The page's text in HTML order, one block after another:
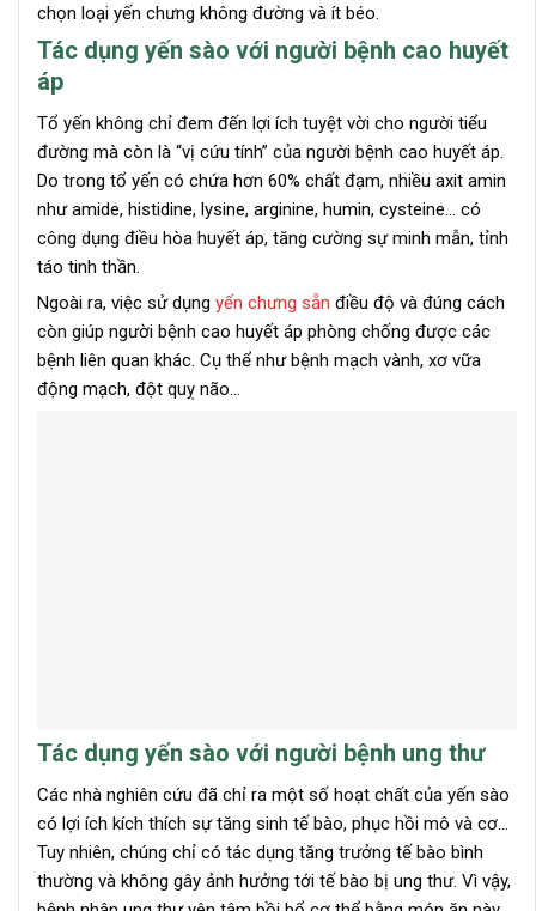
chọn loại yến chưng không đường và ít béo.
Tác dụng yến sào với người bệnh cao huyết
áp
Tổ yến không chỉ đem đến lợi ích tuyệt vời cho người tiểu
đường mà còn là “vị cứu tính” của người bệnh cao huyết áp.
Do trong tổ yến có chứa hơn 60% chất đạm, nhiều axit amin
như amide, histidine, lysine, arginine, humin, cysteine… có
công dụng điều hòa huyết áp, tăng cường sự minh mẫn, tỉnh
táo tinh thần.
Ngoài ra, việc sử dụng yến chưng sẵn điều độ và đúng cách
còn giúp người bệnh cao huyết áp phòng chống được các
bệnh liên quan khác. Cụ thể như bệnh mạch vành, xơ vữa
động mạch, đột quỵ não…
Tác dụng yến sào với người bệnh ung thư
Các nhà nghiên cứu đã chỉ ra một số hoạt chất của yến sào
có lợi ích kích thích sự tăng sinh tế bào, phục hồi mô và cơ…
Tuy nhiên, chúng chỉ có tác dụng tăng trưởng tế bào bình
thường và không gây ảnh hưởng tới tế bào bị ung thư. Vì vậy,